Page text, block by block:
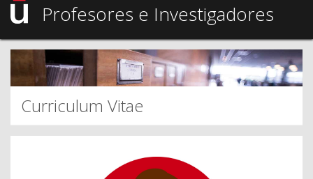
Profesores e Investigadores
Curriculum Vitae